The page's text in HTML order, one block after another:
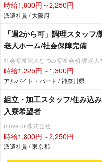
時給1,800円～2,250円
派遣社員 / 大阪府
「週2から可」調理スタッ
老人ホーム/社会保障完備
社会福祉法人むつみ福祉会/介護老
時給1,225円～1,300円
アルバイト・パート / 神奈川県
組立・加工スタッフ/住み込
入寮希望者
move on株式会社
時給1,800円～2,250円
派遣社員 / 東京都